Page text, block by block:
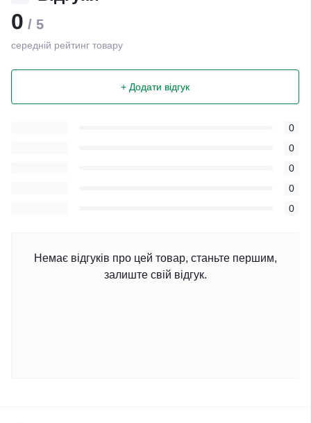
0 / 5
середній рейтинг товару
+ Додати відгук
0
0
0
0
0
Немає відгуків про цей товар, станьте першим,
залиште свій відгук.